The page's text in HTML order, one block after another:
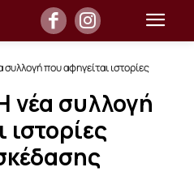
συλλογή που αφηγείται ιστορίες
νέα συλλογή
ιστορίες